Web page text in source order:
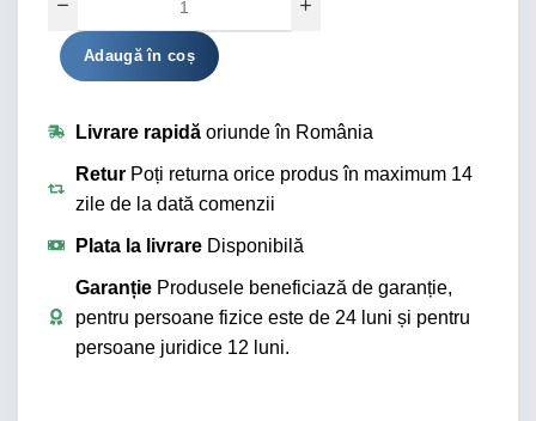
Adaugă în coș Alternative:
Livrare rapidăoriunde în România
ReturPoți returna orice produs în maximum 14
zile de la dată comenzii
Plata la livrareDisponibilă
Garanție Produsele beneficiază de garanție,
pentru persoane fizice este de 24 luni și pentru
persoane juridice 12 luni.